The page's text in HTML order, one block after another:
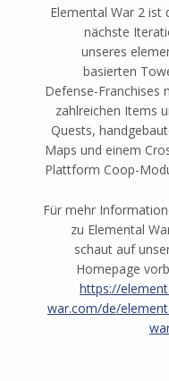
Elemental War 2 ist
nächste
unseres
basierten
Defense-Franchises
zahlreichen Items
Quests,
Maps und einem
Plattform Coop-
Für mehr
zu Elemental
schaut auf
Homepage
https://
war.com/de/